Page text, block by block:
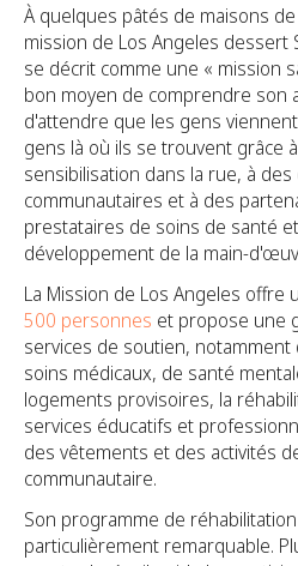
À quelques pâtés de maisons
mission de Los Angeles dessert
se décrit comme une « mission
bon moyen de comprendre son
d'attendre que les gens
gens là où ils se trouvent grâce
sensibilisation dans la rue, à
communautaires et à des
prestataires de soins de santé
développement de la main-
La Mission de Los Angeles offre
500 personnes et propose une
services de soutien,
soins médicaux, de santé
logements provisoires, la
services éducatifs et
des vêtements et des activités
communautaire.
Son programme de
particulièrement remarquable.